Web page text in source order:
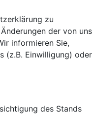
zu
der von uns
informieren Sie,
(z.B. Einwilligung) oder
des Stands